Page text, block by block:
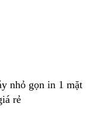
nhỏ gọn in 1 mặt
rẻ